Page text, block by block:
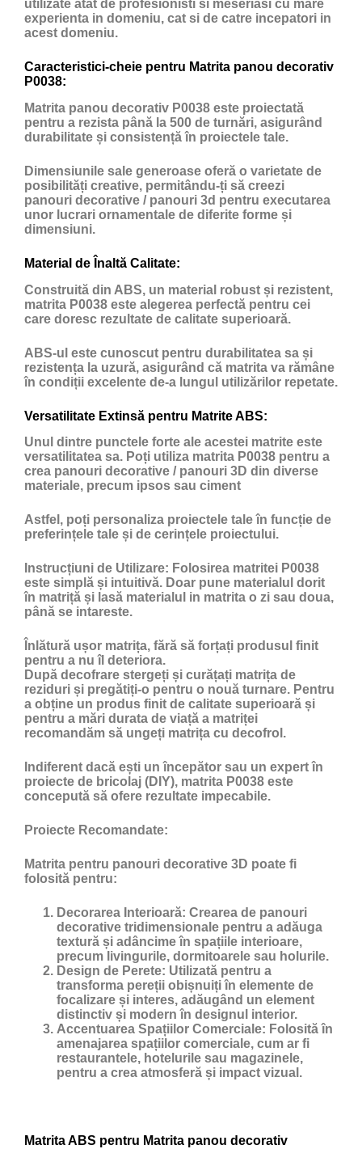
utilizate atat de profesionisti si meseriasi cu mare
experienta in domeniu, cat si de catre incepatori in
acest domeniu.
Caracteristici-cheie pentru Matrita panou decorativ
P0038:
Matrita panou decorativ P0038 este proiectată
pentru a rezista până la 500 de turnări, asigurând
durabilitate și consistență în proiectele tale.
Dimensiunile sale generoase oferă o varietate de
posibilități creative, permitându-ți să creezi
panouri decorative / panouri 3d pentru executarea
unor lucrari ornamentale de diferite forme și
dimensiuni.
Material de Înaltă Calitate:
Construită din ABS, un material robust și rezistent,
matrita P0038 este alegerea perfectă pentru cei
care doresc rezultate de calitate superioară.
ABS-ul este cunoscut pentru durabilitatea sa și
rezistența la uzură, asigurând că matrita va rămâne
în condiții excelente de-a lungul utilizărilor repetate.
Versatilitate Extinsă pentru Matrite ABS:
Unul dintre punctele forte ale acestei matrite este
versatilitatea sa. Poți utiliza matrita P0038 pentru a
crea panouri decorative / panouri 3D din diverse
materiale, precum ipsos sau ciment
Astfel, poți personaliza proiectele tale în funcție de
preferințele tale și de cerințele proiectului.
Instrucțiuni de Utilizare: Folosirea matritei P0038
este simplă și intuitivă. Doar pune materialul dorit
în matriță și lasă materialul in matrita o zi sau doua,
până se intareste.
Înlătură ușor matrița, fără să forțați produsul finit
pentru a nu îl deteriora.
După decofrare stergeți și curățați matrița de
reziduri și pregătiți-o pentru o nouă turnare. Pentru
a obține un produs finit de calitate superioară și
pentru a mări durata de viață a matriței
recomandăm să ungeți matrița cu decofrol .
Indiferent dacă ești un începător sau un expert în
proiecte de bricolaj (DIY), matrita P0038 este
concepută să ofere rezultate impecabile.
Proiecte Recomandate:
Matrita pentru panouri decorative 3D poate fi
folosită pentru:
Decorarea Interioară: Crearea de panouri
decorative tridimensionale pentru a adăuga
textură și adâncime în spațiile interioare,
precum livingurile, dormitoarele sau holurile.
Design de Perete: Utilizată pentru a
transforma pereții obișnuiți în elemente de
focalizare și interes, adăugând un element
distinctiv și modern în designul interior.
Accentuarea Spațiilor Comerciale: Folosită în
amenajarea spațiilor comerciale, cum ar fi
restaurantele, hotelurile sau magazinele,
pentru a crea atmosferă și impact vizual.
Matrita ABS pentru Matrita panou decorativ